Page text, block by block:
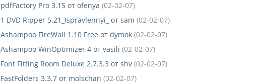
pdfFactory Pro 3.15 от ofenya (02-02-07)
1 DVD Ripper 5.21_Ispravlennyi_ от sam (02-02-07)
Ashampoo FireWall 1.10 Free от dymok (02-02-07)
Ashampoo WinOptimizer 4 от vasili (02-02-07)
Font Fitting Room Deluxe 2.7.3.3 от shv (02-02-07)
FastFolders 3.3.7 от molschan (02-02-07)